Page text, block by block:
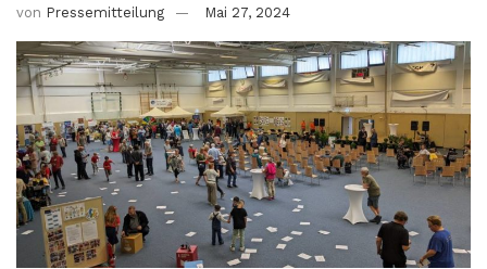
von Pressemitteilung Mai 27, 2024